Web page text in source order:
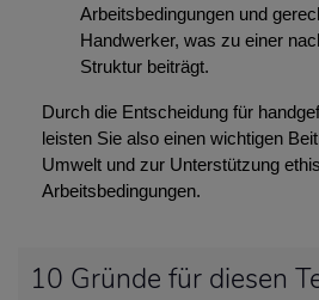
Arbeitsbedingungen und
Handwerker, was zu einer
Struktur beiträgt.
Durch die Entscheidung für
leisten Sie also einen wichtigen
Umwelt und zur Unterstützung
Arbeitsbedingungen.
10 Gründe für diesen